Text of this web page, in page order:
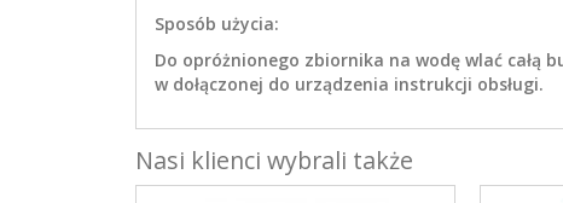
Sposób użycia:
Do opróżnionego zbiornika na wodę wlać całą
w dołączonej do urządzenia instrukcji obsługi.
Nasi klienci wybrali także